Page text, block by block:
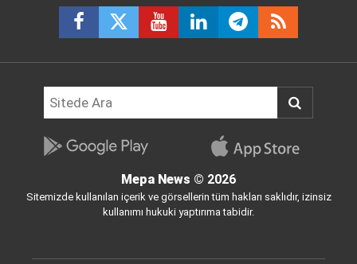
Mepa News © 2026
Sitemizde kullanılan içerik ve görsellerin tüm hakları saklıdır, izinsiz
kullanımı hukuki yaptırıma tabidir.